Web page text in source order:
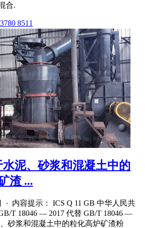
合.
8511
泥、砂浆和混凝土中的
渣 ...
· 内容提示： ICS Q 11 GB 中华人民共
T 18046 — 2017 代替 GB/T 18046 —
砂浆和混凝土中的粒化高炉矿渣粉